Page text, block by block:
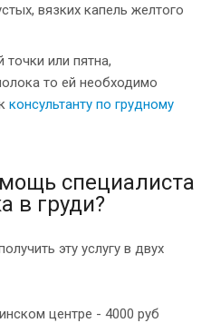
вязких капель желтого
точки или пятна,
то ей необходимо
консультанту по грудному
специалиста
в груди?
эту услугу в двух
центре - 4000 руб